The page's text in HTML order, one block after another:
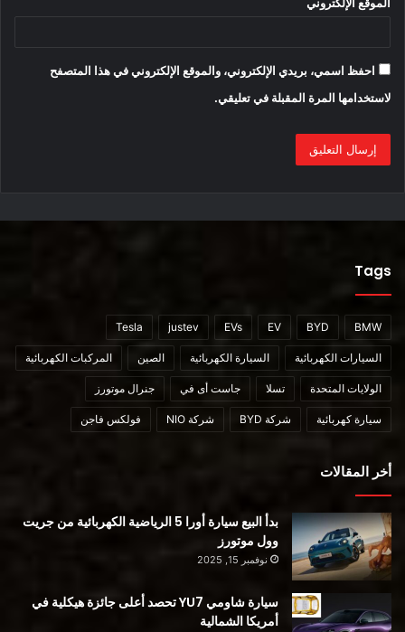
المصدر :
https://www.rideapart.com/news/574264/gas-powered-
أقرأ أيضا:
باريس تخطط حظر الدرجات النارية ذات العجلتين التي تعمل بالوقود
محتوى مدفوع
الدراجات البخارية
سيول عاصمة كوريا الجنوبية
احفظ اسمي، بريدي الإلكتروني، والموقع الإلكتروني في هذا المتصفح
لاستخدامها المرة المقبلة في تعليقي.
Tags
BMW
BYD
EV
EVs
justev
Tesla
السيارات الكهربائية السيارة الكهربائية الصين المركبات الكهربائية
الولايات المتحدة تسلا جاست أى في جنرال موتورز
سيارة كهربائية شركة BYD شركة NIO فولكس فاجن
أخر المقالات
بدأ البيع سيارة أورا 5 الرياضية الكهربائية من جريت
وول موتورز
نوفمبر 15, 2025
سيارة شاومي YU7 تحصد أعلى جائزة هيكلية في
أمريكا الشمالية